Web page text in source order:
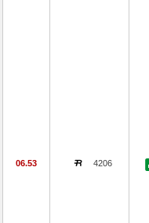
06.53 4206